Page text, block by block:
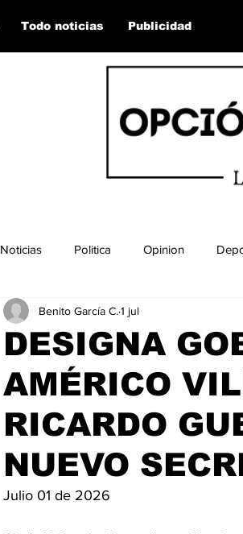
Todo noticias Publicidad
Noticias Politica Opinion
DESIGNA
AMÉRICO
RICARDO
NUEVO
Benito García C. 1 jul
Julio 01 de 2026